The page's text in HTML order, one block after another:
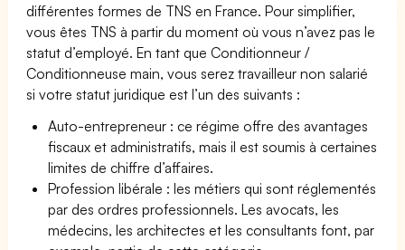
différentes formes de TNS en France. Pour simplifier,
vous êtes TNS à partir du moment où vous n’avez pas le
statut d’employé. En tant que Conditionneur /
Conditionneuse main, vous serez travailleur non salarié
si votre statut juridique est l’un des suivants :
Auto-entrepreneur : ce régime offre des avantages
fiscaux et administratifs, mais il est soumis à certaines
limites de chiffre d’affaires.
Profession libérale : les métiers qui sont réglementés
par des ordres professionnels. Les avocats, les
médecins, les architectes et les consultants font, par